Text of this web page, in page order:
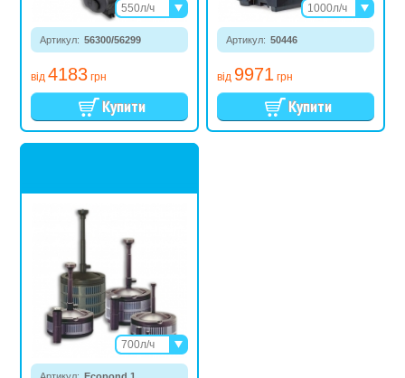
Артикул: 56300/56299
від 4183 грн
550л/ч
1500л/ч
2200л/ч
Артикул: 50446
від 9971 грн
1000л/ч
700л/ч
1350л/ч